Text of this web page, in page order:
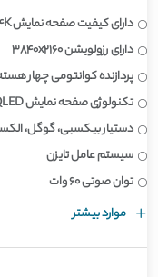
دارای کیفیت صفحه نمایش 4K
دارای رزولویشن 3840x2160
پردازنده کوانتومی چهار هسته
تکنولوژی صفحه نمایش QLED
دستیار بیکسبی، گوگل، الکسا
سیستم عامل تایزن
توان صوتی 60 وات
موارد بیشتر